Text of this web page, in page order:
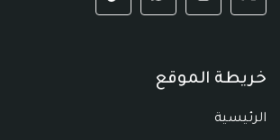
خريطة الموقع
الرئيسية